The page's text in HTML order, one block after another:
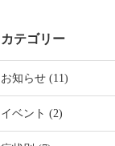
カテゴリー
お知らせ (11)
イベント (2)